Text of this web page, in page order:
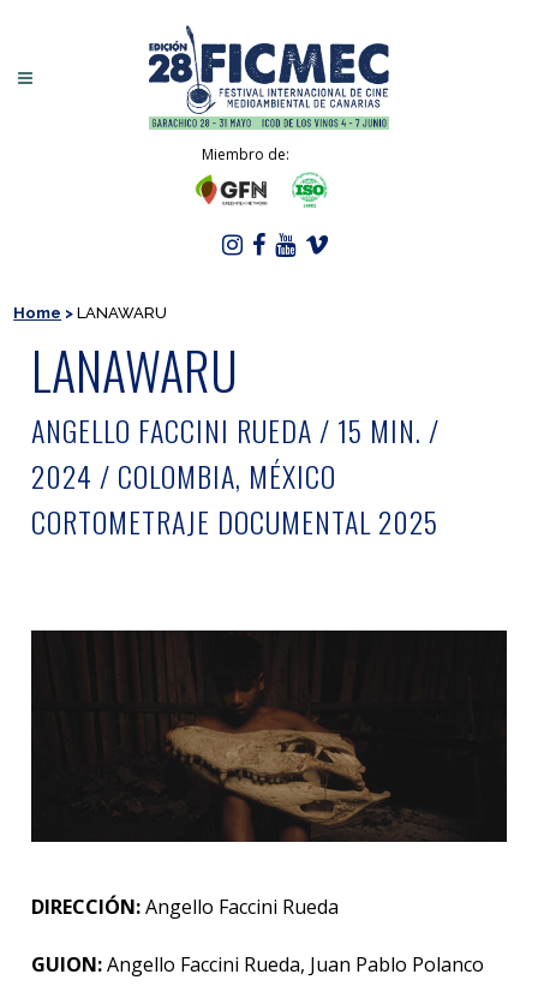
Miembro de:
Home >LANAWARU
LANAWARU
ANGELLO FACCINI RUEDA / 15 MIN. /
2024 / COLOMBIA, MÉXICO
CORTOMETRAJE DOCUMENTAL 2025
DIRECCIÓN:Angello Faccini Rueda
GUION:Angello Faccini Rueda, Juan Pablo Polanco